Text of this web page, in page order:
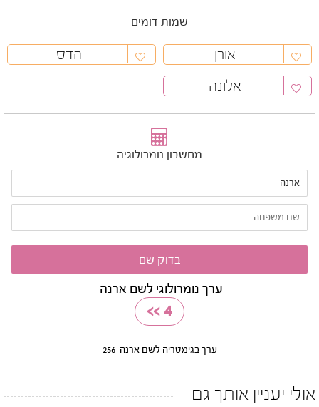
שמות דומים
אורן
הדס
אלונה
מחשבון נומרולוגיה
ערך נומרולוגי לשם ארנה
4
>>
ערך בגימטריה לשם ארנה 256
אולי יעניין אותך גם